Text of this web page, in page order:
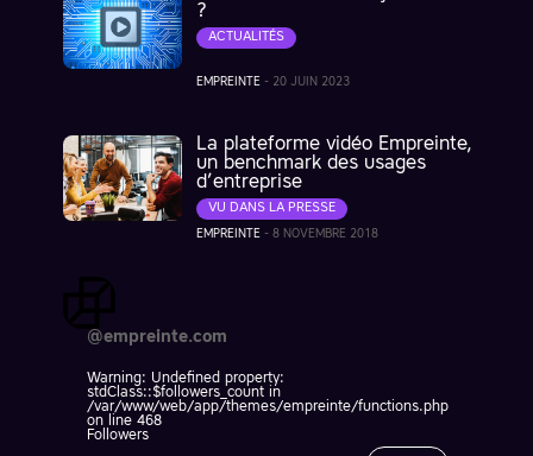
?
ACTUALITÉS
EMPREINTE - 20 JUIN 2023
La plateforme vidéo Empreinte,
un benchmark des usages
d’entreprise
VU DANS LA PRESSE
EMPREINTE -8 NOVEMBRE 2018
@empreinte.com
Warning: Undefined property:
stdClass::$followers_count in
/var/www/web/app/themes/empreinte/functions.php
on line468
Followers